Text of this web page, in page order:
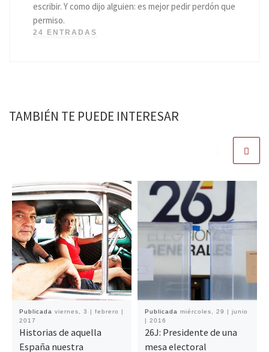
escribir. Y como dijo alguien: es mejor pedir perdón que
permiso.
24 ENTRADAS
TAMBIÉN TE PUEDE INTERESAR
Publicada viernes, 3 | febrero |
2017
Historias de aquella
España nuestra
Publicada miércoles, 29 | junio
| 2016
26J: Presidente de una
mesa electoral